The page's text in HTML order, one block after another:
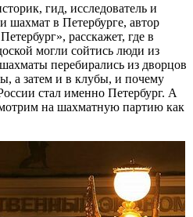
гид, исследователь и
шахмат в Петербурге, автор
расскажет, где в
могли сойтись люди из
перебирались из дворцов
а затем и в клубы, и почему
стал именно Петербург. А
на шахматную партию как